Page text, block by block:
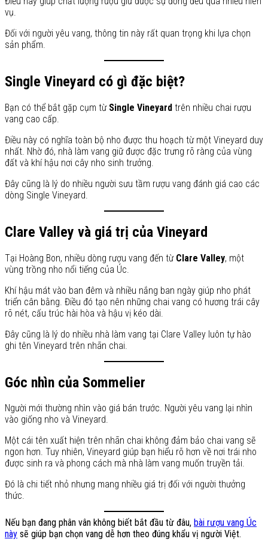
vụ.
Đối với người yêu vang, thông tin này rất quan trọng khi lựa chọn
sản phẩm.
Single Vineyard có gì đặc biệt?
Bạn có thể bắt gặp cụm từ Single Vineyard trên nhiều chai rượu
vang cao cấp.
Điều này có nghĩa toàn bộ nho được thu hoạch từ một Vineyard duy
nhất. Nhờ đó, nhà làm vang giữ được đặc trưng rõ ràng của vùng
đất và khí hậu nơi cây nho sinh trưởng.
Đây cũng là lý do nhiều người sưu tầm rượu vang đánh giá cao các
dòng Single Vineyard.
Clare Valley và giá trị của Vineyard
Tại Hoàng Bon, nhiều dòng rượu vang đến từ Clare Valley, một
vùng trồng nho nổi tiếng của Úc.
Khí hậu mát vào ban đêm và nhiều nắng ban ngày giúp nho phát
triển cân bằng. Điều đó tạo nên những chai vang có hương trái cây
rõ nét, cấu trúc hài hòa và hậu vị kéo dài.
Đây cũng là lý do nhiều nhà làm vang tại Clare Valley luôn tự hào
ghi tên Vineyard trên nhãn chai.
Góc nhìn của Sommelier
Người mới thường nhìn vào giá bán trước. Người yêu vang lại nhìn
vào giống nho và Vineyard.
Một cái tên xuất hiện trên nhãn chai không đảm bảo chai vang sẽ
ngon hơn. Tuy nhiên, Vineyard giúp bạn hiểu rõ hơn về nơi trái nho
được sinh ra và phong cách mà nhà làm vang muốn truyền tải.
Đó là chi tiết nhỏ nhưng mang nhiều giá trị đối với người thưởng
thức.
Nếu bạn đang phân vân không biết bắt đầu từ đâu, bài rượu vang Úc
này sẽ giúp bạn chọn vang dễ hơn theo đúng khẩu vị người Việt.